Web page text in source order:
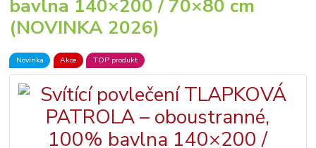
bavlna 140×200 / 70×80 cm
(NOVINKA 2026)
Novinka Akce TOP produkt